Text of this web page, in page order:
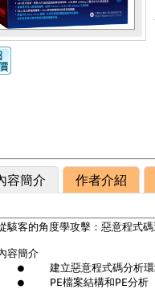
容簡介 作者介紹